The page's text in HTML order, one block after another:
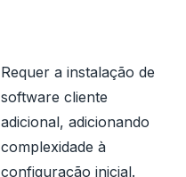
Requer a instalação de
software cliente
adicional, adicionando
complexidade à
configuração inicial.